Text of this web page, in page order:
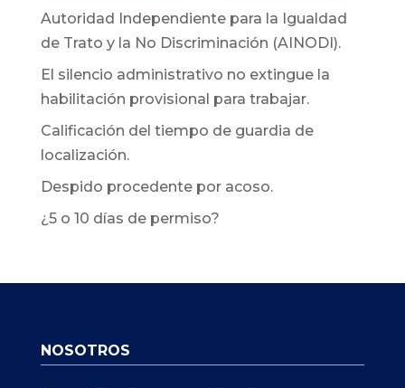
Autoridad Independiente para la Igualdad
de Trato y la No Discriminación (AINODI).
El silencio administrativo no extingue la
habilitación provisional para trabajar.
Calificación del tiempo de guardia de
localización.
Despido procedente por acoso.
¿5 o 10 días de permiso?
NOSOTROS